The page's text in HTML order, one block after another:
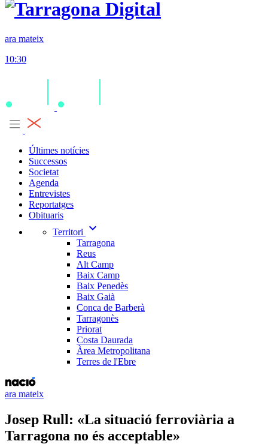
ara mateix
10:30
Últimes notícies
Successos
Societat
Agenda
Entrevistes
Reportatges
Obituaris
Territori
expand_more
Tarragona
Reus
Alt Camp
Baix Camp
Baix Penedès
Baix Gaià
Conca de Barberà
Tarragonès
Priorat
Costa Daurada
Àrea Metropolitana
Terres de l'Ebre
ara mateix
Josep Rull: «La situació ferroviària a
Tarragona no és acceptable»